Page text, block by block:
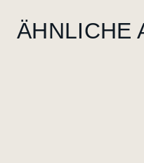
ÄHNLICHE